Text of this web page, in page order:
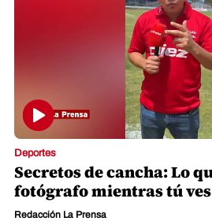
Deportes
Secretos de cancha: Lo
fotógrafo mientras tú
Redacción La Prensa